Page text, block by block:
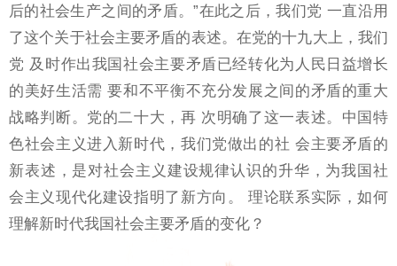
后的社会生产之间的矛盾。”在此之后，我们党 一直沿用
了这个关于社会主要矛盾的表述。在党的十九大上，我们
党 及时作出我国社会主要矛盾已经转化为人民日益增长
的美好生活需 要和不平衡不充分发展之间的矛盾的重大
战略判断。党的二十大，再 次明确了这一表述。中国特
色社会主义进入新时代，我们党做出的社 会主要矛盾的
新表述，是对社会主义建设规律认识的升华，为我国社
会主义现代化建设指明了新方向。 理论联系实际，如何
理解新时代我国社会主要矛盾的变化？